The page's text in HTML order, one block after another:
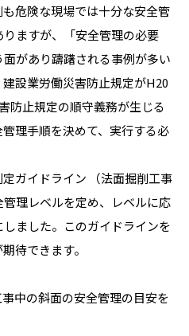
危険な現場では十分な安全管
ますが、「安全管理の必要
があり躊躇される事例が多い
設業労働災害防止規定がH20
防止規定の順守義務が生じる
理手順を決めて、実行する必
ガイドライン （法面掘削工事
理レベルを定め、レベルに応
ました。このガイドラインを
待できます。
中の斜面の安全管理の目安を